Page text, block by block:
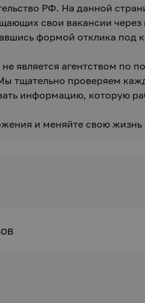
РФ. На данной
свои вакансии через
формой отклика под
является агентством по
тщательно проверяем
информацию, которую
и меняйте свою жизнь